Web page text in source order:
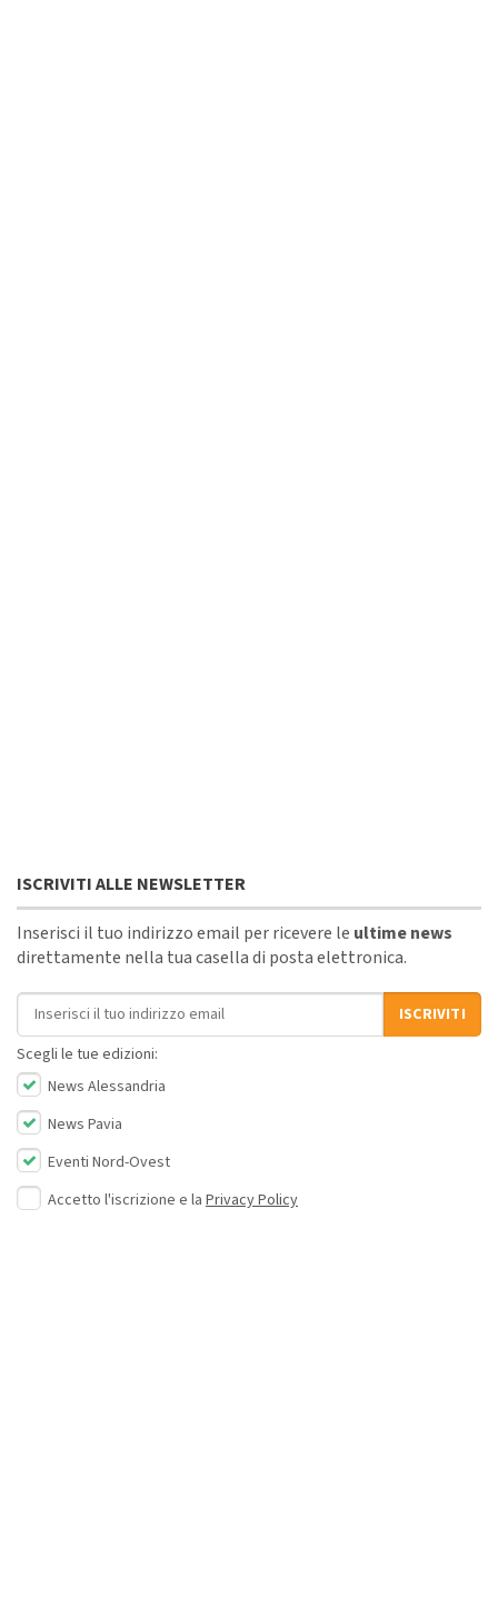
ISCRIVITI ALLE NEWSLETTER
Inserisci il tuo indirizzo email per ricevere le ultime news
direttamente nella tua casella di posta elettronica.
Indirizzo email
ISCRIVITI
Scegli le tue edizioni:
News Alessandria
News Pavia
Eventi Nord-Ovest
Accetto l'iscrizione e la Privacy Policy